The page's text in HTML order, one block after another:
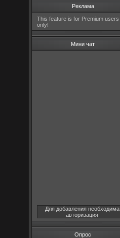
Реклама
This feature is for Premium users
only!
Мини чат
Для добавления необходима
авторизация
Опрос